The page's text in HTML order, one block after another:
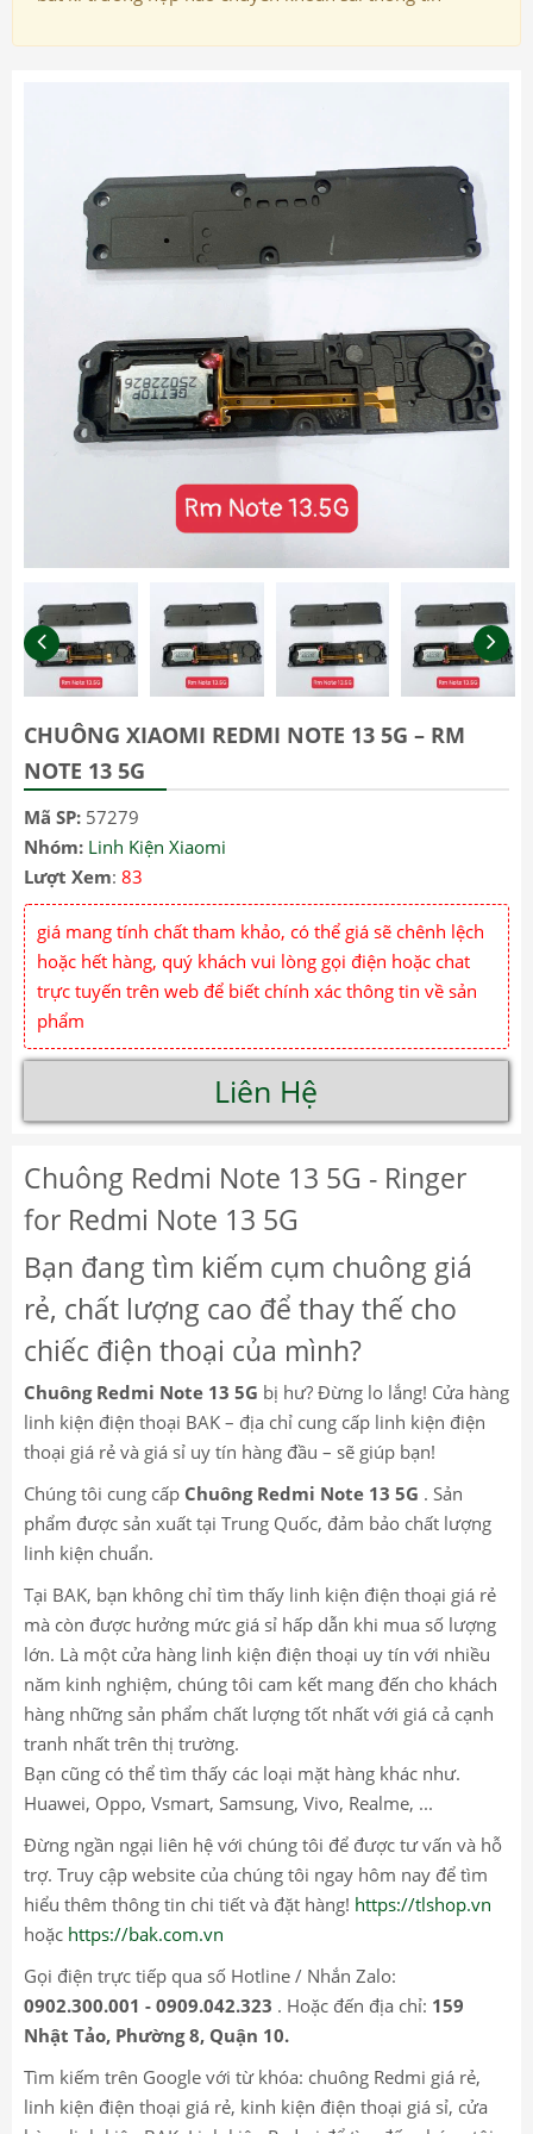
CHUÔNG XIAOMI REDMI NOTE 13 5G – RM
NOTE 13 5G
Mã SP: 57279
Nhóm: Linh Kiện Xiaomi
Lượt Xem: 83
giá mang tính chất tham khảo, có thể giá sẽ chênh lệch
hoặc hết hàng, quý khách vui lòng gọi điện hoặc chat
trực tuyến trên web để biết chính xác thông tin về sản
phẩm
Liên Hệ
Chuông Redmi Note 13 5G - Ringer
for Redmi Note 13 5G
Bạn đang tìm kiếm cụm chuông giá
rẻ, chất lượng cao để thay thế cho
chiếc điện thoại của mình?
Chuông Redmi Note 13 5G bị hư? Đừng lo lắng! Cửa hàng
linh kiện điện thoại BAK – địa chỉ cung cấp linh kiện điện
thoại giá rẻ và giá sỉ uy tín hàng đầu – sẽ giúp bạn!
Chúng tôi cung cấp Chuông Redmi Note 13 5G . Sản
phẩm được sản xuất tại Trung Quốc, đảm bảo chất lượng
linh kiện chuẩn.
Tại BAK, bạn không chỉ tìm thấy linh kiện điện thoại giá rẻ
mà còn được hưởng mức giá sỉ hấp dẫn khi mua số lượng
lớn. Là một cửa hàng linh kiện điện thoại uy tín với nhiều
năm kinh nghiệm, chúng tôi cam kết mang đến cho khách
hàng những sản phẩm chất lượng tốt nhất với giá cả cạnh
tranh nhất trên thị trường.
Bạn cũng có thể tìm thấy các loại mặt hàng khác như.
Huawei, Oppo, Vsmart, Samsung, Vivo, Realme, ...
Đừng ngần ngại liên hệ với chúng tôi để được tư vấn và hỗ
trợ. Truy cập website của chúng tôi ngay hôm nay để tìm
hiểu thêm thông tin chi tiết và đặt hàng! https://tlshop.vn
hoặc https://bak.com.vn
Gọi điện trực tiếp qua số Hotline / Nhắn Zalo:
0902.300.001 - 0909.042.323 . Hoặc đến địa chỉ: 159
Nhật Tảo, Phường 8, Quận 10.
Tìm kiếm trên Google với từ khóa: chuông Redmi giá rẻ,
linh kiện điện thoại giá rẻ, kinh kiện điện thoại giá sỉ, cửa